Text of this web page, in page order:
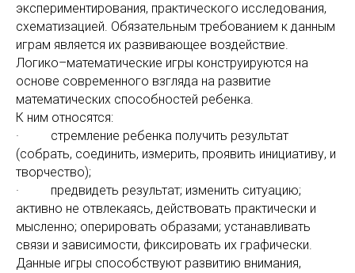
экспериментирования, практического исследования,
схематизацией. Обязательным требованием к данным
играм является их развивающее воздействие.
Логикo–математические игры конструируются на
основе современного взгляда на развитие
математических способностей ребенка.
К ним относятся:
· стремление ребенка получить результат
(собрать, соединить, измерить, проявить инициативу, и
творчество);
· предвидеть результат; изменить ситуацию;
активно не отвлекаясь, действовать практически и
мысленно; оперировать образами; устанавливать
связи и зависимости, фиксировать их графически.
Данные игры способствуют развитию внимания,